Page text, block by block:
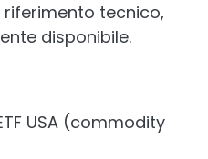
tecnico,
disponibile.
USA (commodity